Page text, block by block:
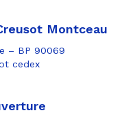
Montceau
– BP 90069
cedex